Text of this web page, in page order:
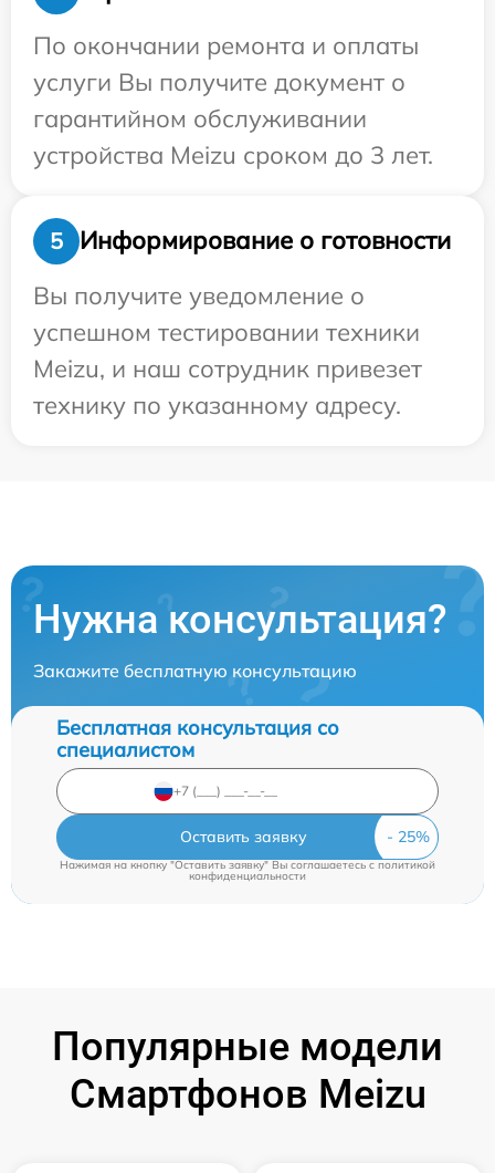
По окончании ремонта и оплаты
услуги Вы получите документ о
гарантийном обслуживании
устройства Meizu сроком до 3 лет.
5
Информирование о готовности
Вы получите уведомление о
успешном тестировании техники
Meizu, и наш сотрудник привезет
технику по указанному адресу.
Нужна консультация?
Закажите бесплатную консультацию
Бесплатная консультация со
специалистом
Оставить заявку
Нажимая на кнопку "Оставить заявку" Вы соглашаетесь cполитикой
конфиденциальности
Популярные модели
Смартфонов Meizu